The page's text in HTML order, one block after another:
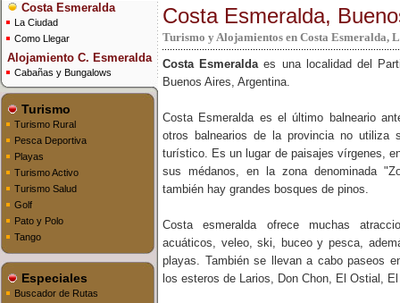
Costa Esmeralda
La Ciudad
Como Llegar
Alojamiento C. Esmeralda
Cabañas y Bungalows
Turismo
Turismo Rural
Pesca Deportiva
Playas
Turismo Activo
Turismo Salud
Golf
Pato y Polo
Tango
Especiales
Buscador de Rutas
Costa Esmeralda,
Turismo y Alojamientos en Costa Esmeralda,
Costa Esmeraldaes una localidad del
Buenos Aires, Argentina.
Costa Esmeralda es el último balneario
otros balnearios de la provincia no utiliza
turístico. Es un lugar de paisajes vírgenes,
sus médanos, en la zona denominada
también hay grandes bosques de pinos.
Costa esmeralda ofrece muchas
acuáticos, veleo, ski, buceo y pesca,
playas. También se llevan a cabo paseos
los esteros de Larios, Don Chon, El Ostial,